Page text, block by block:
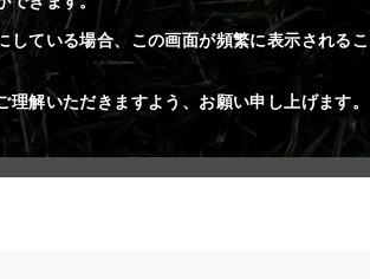
ている場合、この画面が頻繁に表示されるこ
解いただきますよう、お願い申し上げます。